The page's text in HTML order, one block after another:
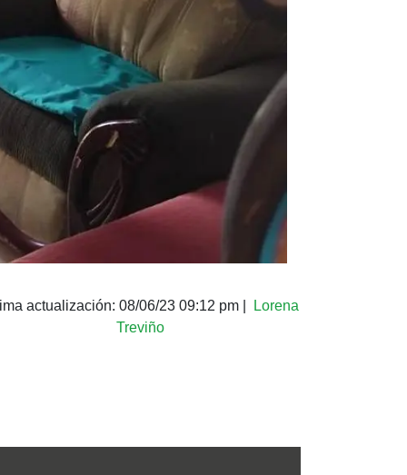
actualización: 08/06/23 09:12 pm
Lorena
Treviño